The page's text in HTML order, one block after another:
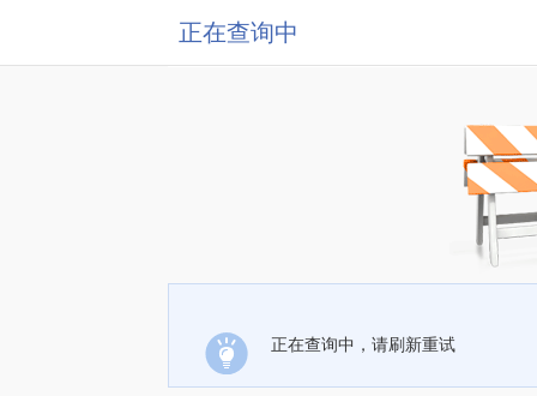
正在查询中
正在查询中，请刷新重试